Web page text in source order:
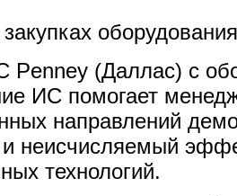
Penney (Даллас) с
ИС помогает
направлений
неисчисляемый
технологий.